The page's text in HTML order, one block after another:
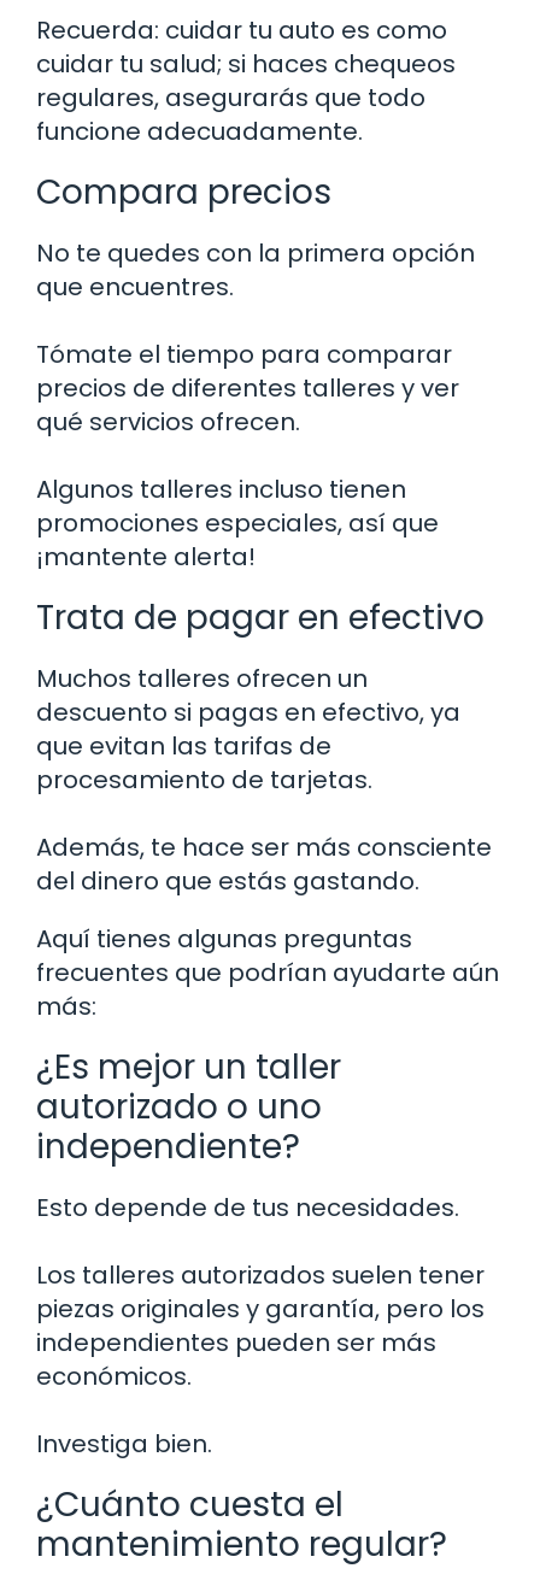
Recuerda: cuidar tu auto es como
cuidar tu salud; si haces chequeos
regulares, asegurarás que todo
funcione adecuadamente.
Compara precios
No te quedes con la primera opción
que encuentres.
Tómate el tiempo para comparar
precios de diferentes talleres y ver
qué servicios ofrecen.
Algunos talleres incluso tienen
promociones especiales, así que
¡mantente alerta!
Trata de pagar en efectivo
Muchos talleres ofrecen un
descuento si pagas en efectivo, ya
que evitan las tarifas de
procesamiento de tarjetas.
Además, te hace ser más consciente
del dinero que estás gastando.
Aquí tienes algunas preguntas
frecuentes que podrían ayudarte aún
más:
¿Es mejor un taller
autorizado o uno
independiente?
Esto depende de tus necesidades.
Los talleres autorizados suelen tener
piezas originales y garantía, pero los
independientes pueden ser más
económicos.
Investiga bien.
¿Cuánto cuesta el
mantenimiento regular?